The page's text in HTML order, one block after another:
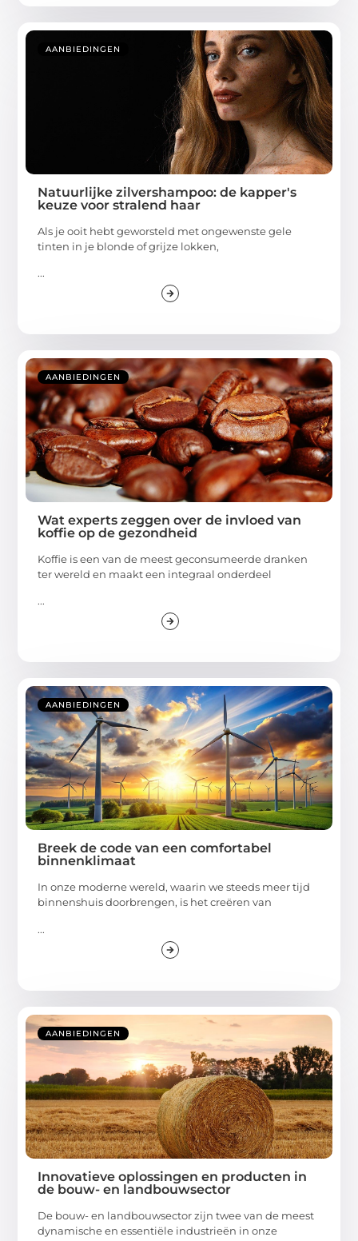
AANBIEDINGEN
Natuurlijke zilvershampoo: de kapper's
keuze voor stralend haar
Als je ooit hebt geworsteld met ongewenste gele
tinten in je blonde of grijze lokken,
...
AANBIEDINGEN
Wat experts zeggen over de invloed van
koffie op de gezondheid
Koffie is een van de meest geconsumeerde dranken
ter wereld en maakt een integraal onderdeel
...
AANBIEDINGEN
Breek de code van een comfortabel
binnenklimaat
In onze moderne wereld, waarin we steeds meer tijd
binnenshuis doorbrengen, is het creëren van
...
AANBIEDINGEN
Innovatieve oplossingen en producten in
de bouw- en landbouwsector
De bouw- en landbouwsector zijn twee van de meest
dynamische en essentiële industrieën in onze